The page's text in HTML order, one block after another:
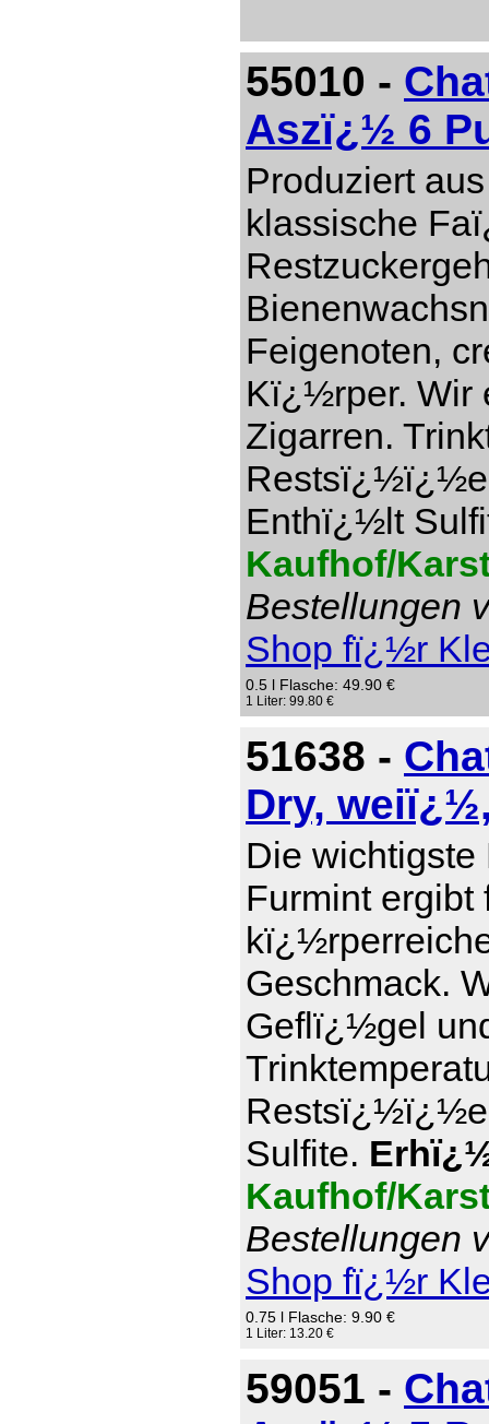
55010 -
Aszï¿½ 6
Produziert
klassische
Feigenoten,
Kï¿½rper. Wir
Zigarren.
Restsï¿½ï¿½e
Enthï¿½lt
Kaufhof/
Bestellungen
Shop fï¿½r
0.5 l Flasche: 49.90 €
1 Liter: 99.80 €
51638 -
Dry,
Die wichtigste
Furmint ergibt
Geschmack.
Geflï¿½gel
Sulfite.
Kaufhof/
Bestellungen
Shop fï¿½r
0.75 l Flasche: 9.90 €
1 Liter: 13.20 €
59051 -